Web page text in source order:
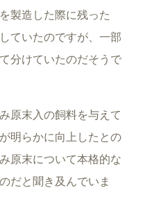
製造した際に残った
ていたのですが、一部
分けていたのだそうで
原末入の飼料を与えて
明らかに向上したとの
原末について本格的な
だと聞き及んでいま